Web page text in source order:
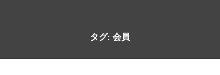
タグ: 会員